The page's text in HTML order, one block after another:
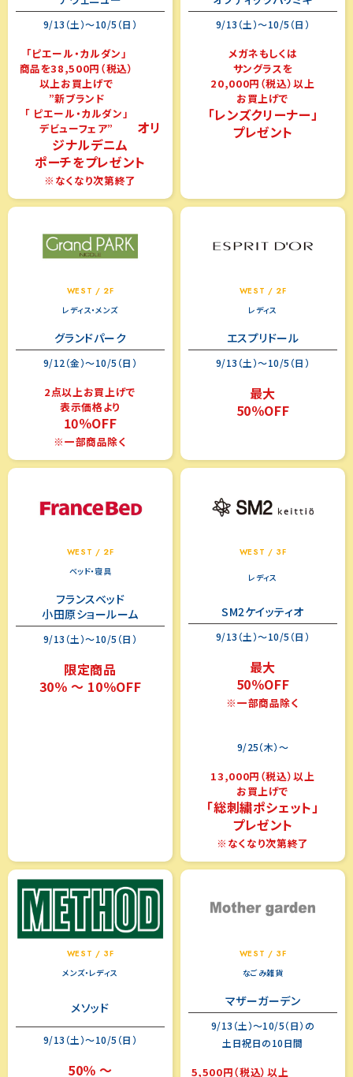
9/13（土）～10/5（日）
「ピエール・カルダン」
商品を38,500円（税込）
以上お買上げで
”新ブランド
「 ピエール・カルダン」
デビューフェア”
オリ
ジナルデニム
ポーチをプレゼント
※なくなり次第終了
9/13（土）～10/5（日）
メガネもしくは
サングラスを
20,000円（税込）以上
お買上げで
「レンズクリーナー」
プレゼント
WEST / 2F
レディス・メンズ
グランドパーク
9/12（金）～10/5（日）
2点以上お買上げで
表示価格より
10％OFF
※一部商品除く
WEST / 2F
レディス
エスプリドール
9/13（土）～10/5（日）
最大
50％OFF
WEST / 2F
ベッド・寝具
フランスベッド
小田原ショールーム
9/13（土）～10/5（日）
限定商品
30％ ～ 10％OFF
WEST / 3F
レディス
SM2ケイッティオ
9/13（土）～10/5（日）
最大
50％OFF
※一部商品除く
9/25（木）～
13,000円（税込）以上
お買上げで
「総刺繍ポシェット」
プレゼント
※なくなり次第終了
WEST / 3F
メンズ・レディス
メソッド
9/13（土）～10/5（日）
50％ ～
WEST / 3F
なごみ雑貨
マザーガーデン
9/13（土）～10/5（日）の
土日祝日の10日間
5,500円（税込）以上